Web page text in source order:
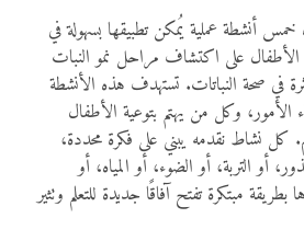
أنشطة عملية يُمكن تطبيقها بسهولة في
الأطفال على اكتشاف مراحل نمو النبات
في صحة النباتات. تستهدف هذه الأنشطة
الأمور، وكل من يهتم بتوعية الأطفال
كل نشاط نقدمه يبني على فكرة محددة،
أو التربة، أو الضوء، أو المياه، أو
مبتكرة تفتح آفاقًا جديدة للتعلم وتثير